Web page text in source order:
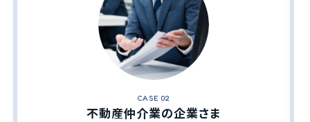
CASE 02
不動産仲介業の企業さま